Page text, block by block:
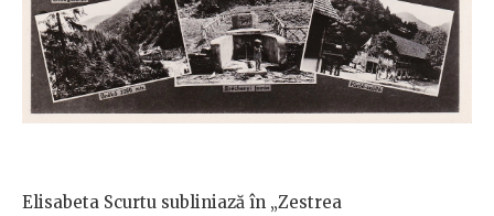
Elisabeta Scurtu subliniază în „Zestrea